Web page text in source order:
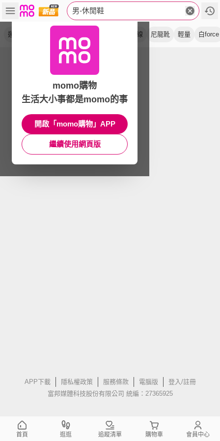
男-休閒鞋
運動鞋 輕極線 尼龍靴 輕量 白force
APP下載 隱私權政策 服務條款 電腦版
登入/註冊
富邦媒體科技股份有限公司 統編：27365925
momo購物
生活大小事都是momo的事
開啟「momo購物」APP
繼續使用網頁版
首頁 逛逛 追蹤清單 購物車 會員中心